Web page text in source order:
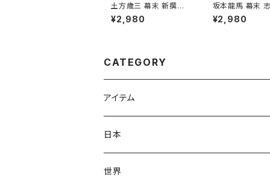
土方歳三 幕末 新撰組
歴史人物Tシャツ002
¥2,980
坂本龍馬 幕末
援隊 歴史人物T
003
¥2,980
CATEGORY
アイテム
Tシャツ
スタンダードTシャツ
ロンT(長袖)
日本
飛鳥時代
世界